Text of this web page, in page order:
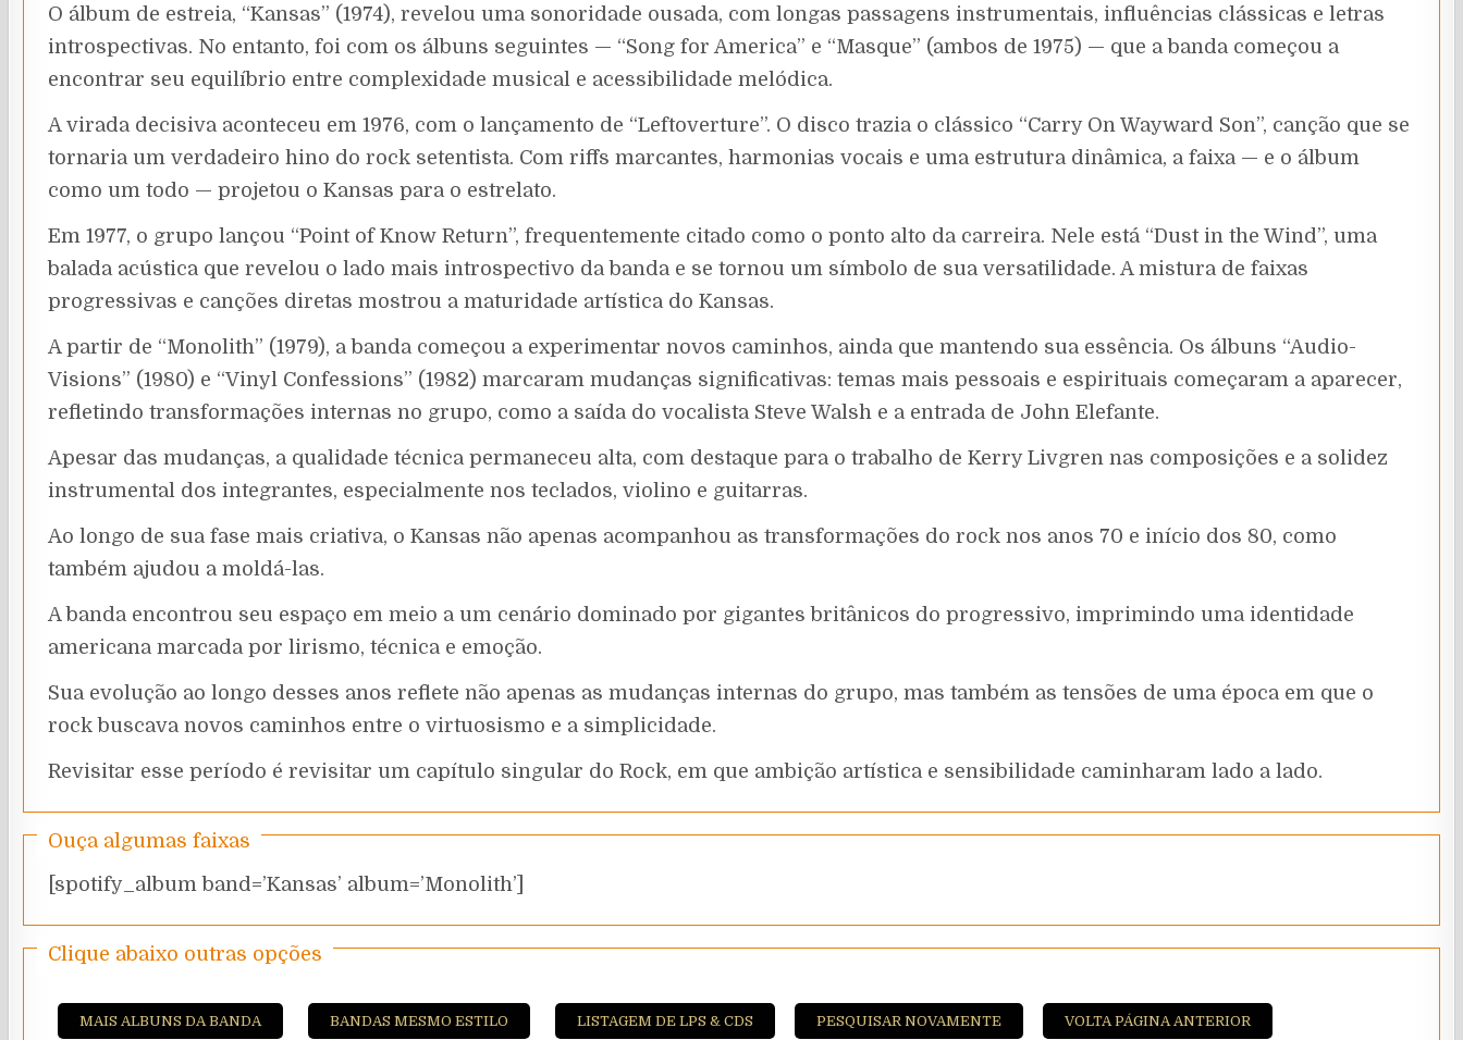
O álbum de estreia, “Kansas” (1974), revelou uma sonoridade ousada, com longas passagens instrumentais, influências clássicas e letras
introspectivas. No entanto, foi com os álbuns seguintes — “Song for America” e “Masque” (ambos de 1975) — que a banda começou a
encontrar seu equilíbrio entre complexidade musical e acessibilidade melódica.
A virada decisiva aconteceu em 1976, com o lançamento de “Leftoverture”. O disco trazia o clássico “Carry On Wayward Son”, canção que se
tornaria um verdadeiro hino do rock setentista. Com riffs marcantes, harmonias vocais e uma estrutura dinâmica, a faixa — e o álbum
como um todo — projetou o Kansas para o estrelato.
Em 1977, o grupo lançou “Point of Know Return”, frequentemente citado como o ponto alto da carreira. Nele está “Dust in the Wind”, uma
balada acústica que revelou o lado mais introspectivo da banda e se tornou um símbolo de sua versatilidade. A mistura de faixas
progressivas e canções diretas mostrou a maturidade artística do Kansas.
A partir de “Monolith” (1979), a banda começou a experimentar novos caminhos, ainda que mantendo sua essência. Os álbuns “Audio-
Visions” (1980) e “Vinyl Confessions” (1982) marcaram mudanças significativas: temas mais pessoais e espirituais começaram a aparecer,
refletindo transformações internas no grupo, como a saída do vocalista Steve Walsh e a entrada de John Elefante.
Apesar das mudanças, a qualidade técnica permaneceu alta, com destaque para o trabalho de Kerry Livgren nas composições e a solidez
instrumental dos integrantes, especialmente nos teclados, violino e guitarras.
Ao longo de sua fase mais criativa, o Kansas não apenas acompanhou as transformações do rock nos anos 70 e início dos 80, como
também ajudou a moldá-las.
A banda encontrou seu espaço em meio a um cenário dominado por gigantes britânicos do progressivo, imprimindo uma identidade
americana marcada por lirismo, técnica e emoção.
Sua evolução ao longo desses anos reflete não apenas as mudanças internas do grupo, mas também as tensões de uma época em que o
rock buscava novos caminhos entre o virtuosismo e a simplicidade.
Revisitar esse período é revisitar um capítulo singular do Rock, em que ambição artística e sensibilidade caminharam lado a lado.
Ouça algumas faixas
[spotify_album band=’Kansas’ album=’Monolith’]
Clique abaixo outras opções
MAIS ALBUNS DA BANDA BANDAS MESMO ESTILO LISTAGEM DE LPS & CDS PESQUISAR NOVAMENTE VOLTA PÁGINA ANTERIOR